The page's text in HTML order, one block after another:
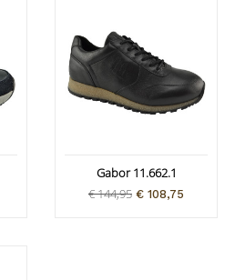
Gabor 11.662.1
€ 144,95 € 108,75